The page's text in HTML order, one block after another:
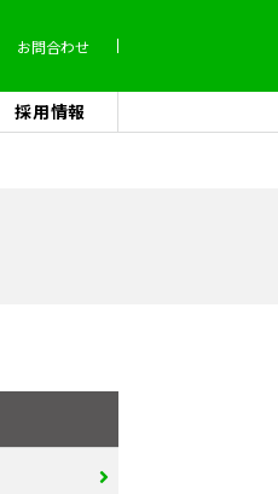
お問合わせ
採用情報